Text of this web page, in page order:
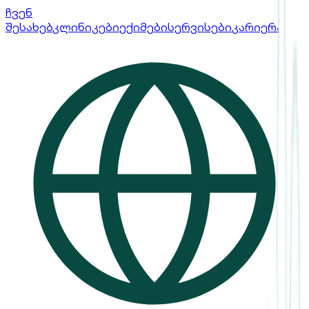
ჩვენ
შესახებკლინიკებიექიმებისერვისებიკარიერა